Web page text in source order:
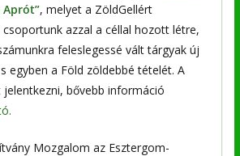
, melyet a ZöldGellért
azzal a céllal hozott létre,
feleslegessé vált tárgyak új
egyben a Föld zöldebbé tételét. A
bővebb információ
Mozgalom az Esztergom-